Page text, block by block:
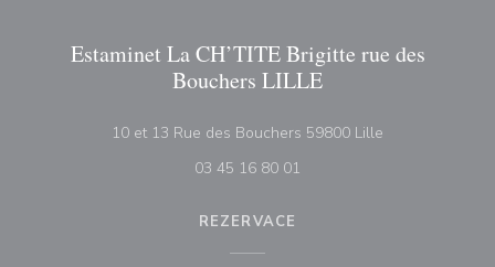
Estaminet La CH’TITE Brigitte rue des
Bouchers LILLE
10 et 13 Rue des Bouchers 59800 Lille
03 45 16 80 01
REZERVACE